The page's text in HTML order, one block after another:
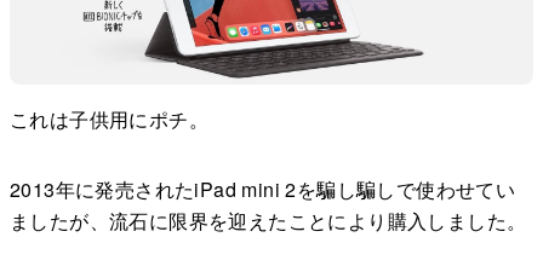
これは子供用にポチ。
2013年に発売されたiPad mini 2を騙し騙しで使わせてい
ましたが、流石に限界を迎えたことにより購入しました。